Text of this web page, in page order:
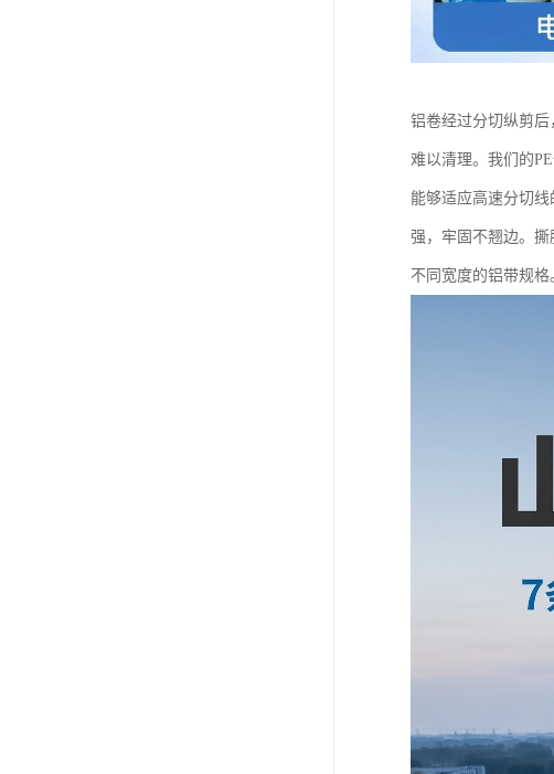
铝卷经过分切纵剪
难以清理。我们的
能够适应高速分切
强，牢固不翘边。
不同宽度的铝带规